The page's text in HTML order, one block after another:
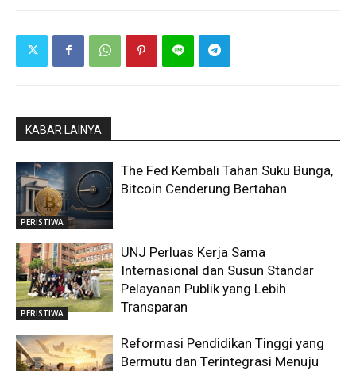
KABAR LAINYA
PERISTIWA
The Fed Kembali Tahan Suku Bunga,
Bitcoin Cenderung Bertahan
PERISTIWA
UNJ Perluas Kerja Sama
Internasional dan Susun Standar
Pelayanan Publik yang Lebih
Transparan
Reformasi Pendidikan Tinggi yang
Bermutu dan Terintegrasi Menuju